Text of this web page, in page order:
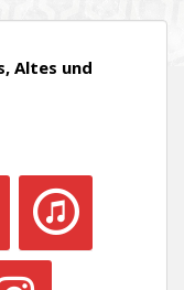
Altes und